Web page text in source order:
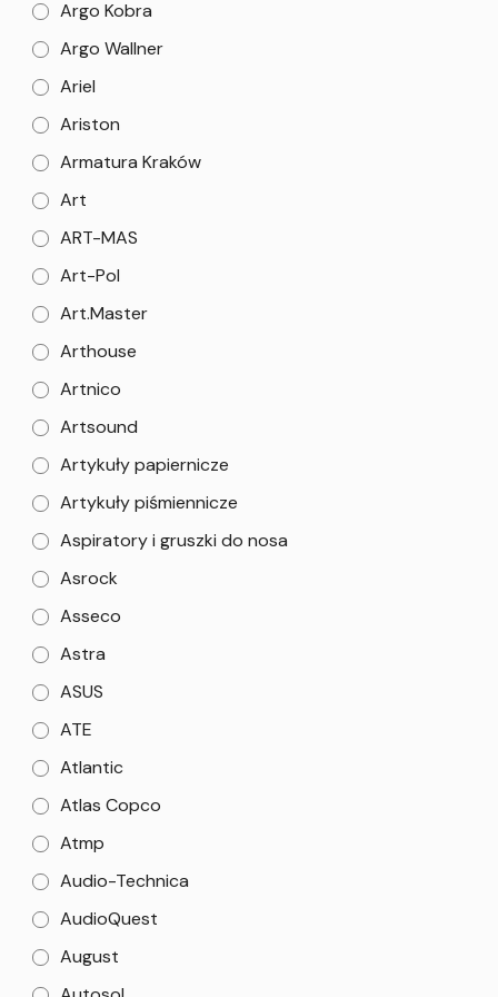
Argo Kobra
Argo Wallner
Ariel
Ariston
Armatura Kraków
Art
ART-MAS
Art-Pol
Art.Master
Arthouse
Artnico
Artsound
Artykuły papiernicze
Artykuły piśmiennicze
Aspiratory i gruszki do nosa
Asrock
Asseco
Astra
ASUS
ATE
Atlantic
Atlas Copco
Atmp
Audio-Technica
AudioQuest
August